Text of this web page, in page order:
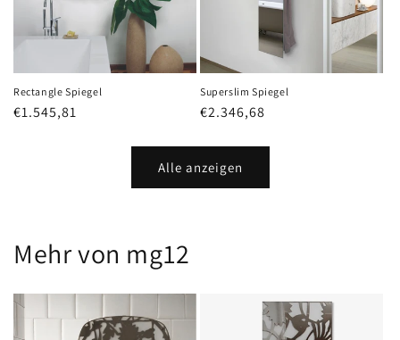
Rectangle Spiegel
Normaler
€1.545,81
Superslim Spiegel
Normaler
€2.346,68
Alle anzeigen
Mehr von mg12